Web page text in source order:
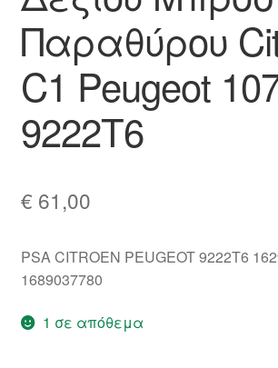
Παραθύρου
C1 Peugeot
9222T6
€ 61,00
PSA CITROEN PEUGEOT 9222T6
1689037780
1 σε απόθεμα